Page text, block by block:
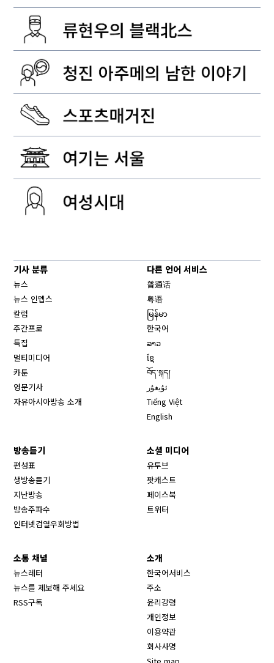
기사 분류
뉴스
뉴스 인뎁스
칼럼
주간프로
특집
멀티미디어
카툰
영문기사
자유아시아방송 소개
다른 언어 서비스
普通话
粤语
မြန်မာ
한국어
ລາວ
ខ្មែ
བོད་སྐད།
ئۇيغۇر
Tiếng Việt
English
방송듣기
편성표
생방송듣기
지난방송
방송주파수
인터넷검열우회방법
소셜 미디어
유투브
팟캐스트
페이스북
트위터
소통 채널
뉴스레터
뉴스를 제보해 주세요
RSS구독
소개
한국어서비스
주소
윤리강령
개인정보
이용약관
회사사명